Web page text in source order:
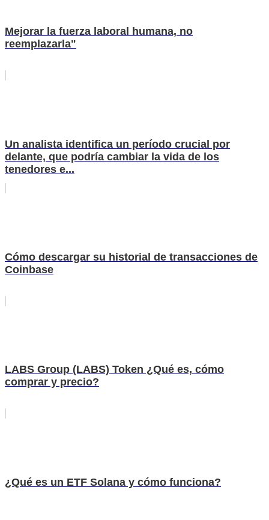
Mejorar la fuerza laboral humana, no
reemplazarla"
Un analista identifica un período crucial por
delante, que podría cambiar la vida de los
tenedores e...
Cómo descargar su historial de transacciones de
Coinbase
LABS Group (LABS) Token ¿Qué es, cómo
comprar y precio?
¿Qué es un ETF Solana y cómo funciona?